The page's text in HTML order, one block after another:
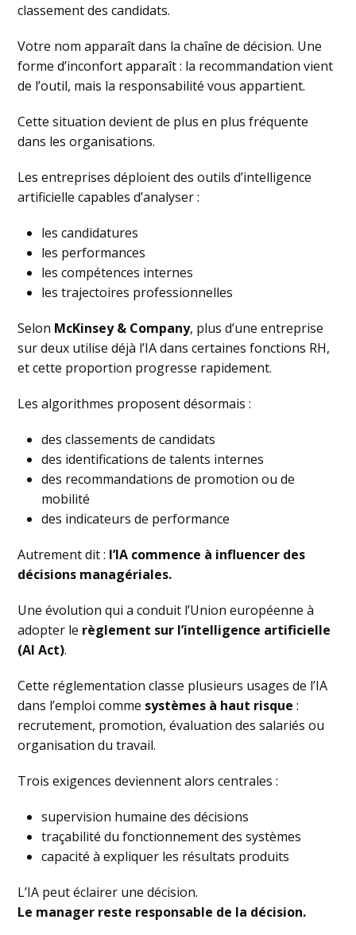
classement des candidats.
Votre nom apparaît dans la chaîne de décision. Une
forme d’inconfort apparaît : la recommandation vient
de l’outil, mais la responsabilité vous appartient.
Cette situation devient de plus en plus fréquente
dans les organisations.
Les entreprises déploient des outils d’intelligence
artificielle capables d’analyser :
les candidatures
les performances
les compétences internes
les trajectoires professionnelles
Selon McKinsey & Company, plus d’une entreprise
sur deux utilise déjà l’IA dans certaines fonctions RH,
et cette proportion progresse rapidement.
Les algorithmes proposent désormais :
des classements de candidats
des identifications de talents internes
des recommandations de promotion ou de
mobilité
des indicateurs de performance
Autrement dit : l’IA commence à influencer des
décisions managériales.
Une évolution qui a conduit l’Union européenne à
adopter le règlement sur l’intelligence artificielle
(AI Act).
Cette réglementation classe plusieurs usages de l’IA
dans l’emploi comme systèmes à haut risque :
recrutement, promotion, évaluation des salariés ou
organisation du travail.
Trois exigences deviennent alors centrales :
supervision humaine des décisions
traçabilité du fonctionnement des systèmes
capacité à expliquer les résultats produits
L’IA peut éclairer une décision.
Le manager reste responsable de la décision.